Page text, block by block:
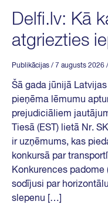
Delfi.lv: Kā
atgriezties
Publikācijas / 7 augusts 2026 /
Šā gada jūnijā
pieņēma lēmumu
prejudiciāliem
Tiesā (EST) lietā Nr.
ir uzņēmums, kas
konkursā par
Konkurences
sodījusi par
slepenu […]